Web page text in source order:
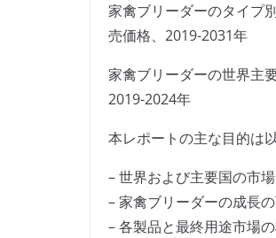
家禽ブリーダーのタイプ
売価格、2019-2031年
家禽ブリーダーの世界主
2019-2024年
本レポートの主な目的は
– 世界および主要国の市
– 家禽ブリーダーの成長
– 各製品と最終用途市場